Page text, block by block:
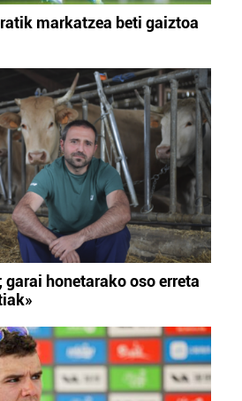
markatzea beti gaiztoa
garai honetarako oso erreta